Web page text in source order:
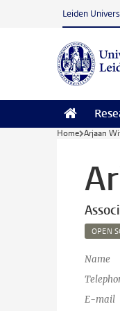
Skip to main content
Leiden
Home Arjaan
OPEN
Name
E-mail